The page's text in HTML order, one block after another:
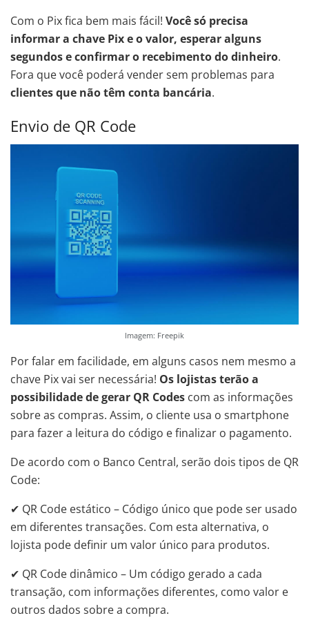
Com o Pix fica bem mais fácil! Você só precisa
informar a chave Pix e o valor, esperar alguns
segundos e confirmar o recebimento do dinheiro.
Fora que você poderá vender sem problemas para
clientes que não têm conta bancária.
Envio de QR Code
Imagem: Freepik
Por falar em facilidade, em alguns casos nem mesmo a
chave Pix vai ser necessária! Os lojistas terão a
possibilidade de gerar QR Codes com as informações
sobre as compras. Assim, o cliente usa o smartphone
para fazer a leitura do código e finalizar o pagamento.
De acordo com o Banco Central, serão dois tipos de QR
Code:
✔ QR Code estático – Código único que pode ser usado
em diferentes transações. Com esta alternativa, o
lojista pode definir um valor único para produtos.
✔ QR Code dinâmico – Um código gerado a cada
transação, com informações diferentes, como valor e
outros dados sobre a compra.